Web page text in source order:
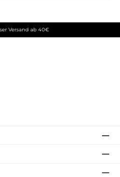
Versand ab 40€